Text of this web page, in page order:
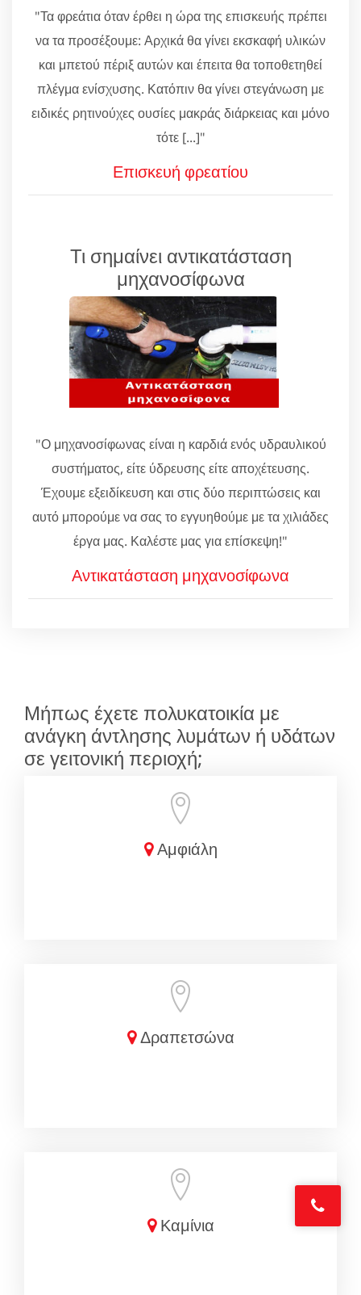
"Τα φρεάτια όταν έρθει η ώρα της επισκευής πρέπει
να τα προσέξουμε: Αρχικά θα γίνει εκσκαφή υλικών
και μπετού πέριξ αυτών και έπειτα θα τοποθετηθεί
πλέγμα ενίσχυσης. Κατόπιν θα γίνει στεγάνωση με
ειδικές ρητινούχες ουσίες μακράς διάρκειας και μόνο
τότε [...]"
Επισκευή φρεατίου
Τι σημαίνει αντικατάσταση
μηχανοσίφωνα
"Ο μηχανοσίφωνας είναι η καρδιά ενός υδραυλικού
συστήματος, είτε ύδρευσης είτε αποχέτευσης.
Έχουμε εξειδίκευση και στις δύο περιπτώσεις και
αυτό μπορούμε να σας το εγγυηθούμε με τα χιλιάδες
έργα μας. Καλέστε μας για επίσκεψη!"
Αντικατάσταση μηχανοσίφωνα
Μήπως έχετε πολυκατοικία με
ανάγκη άντλησης λυμάτων ή υδάτων
σε γειτονική περιοχή;
Αμφιάλη
Δραπετσώνα
Καμίνια